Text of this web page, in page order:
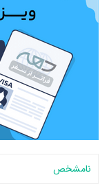
نامشخص